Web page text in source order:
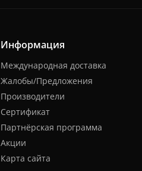
Информация
Международная доставка
Жалобы/Предложения
Производители
Сертификат
Партнёрская программа
Акции
Карта сайта